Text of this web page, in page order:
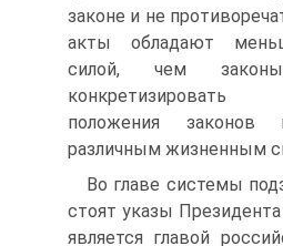
законе и не
акты обладают
силой, чем
конкретизировать
положения законов
различным жизненным
Во главе системы
стоят указы
является главой